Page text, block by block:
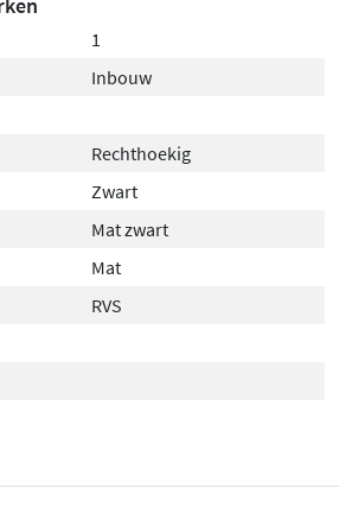
inbouwnis haal je een slimme
en functionaliteit in huis. Geef je
1
Inbouw
Rechthoekig
Zwart
Mat zwart
Mat
RVS